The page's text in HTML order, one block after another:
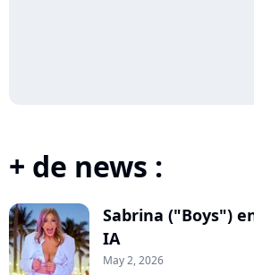
+ de news :
Sabrina ("Boys")
IA
May 2, 2026